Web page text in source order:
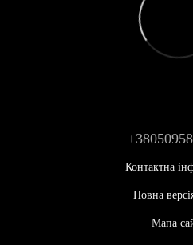
Контактна
Повна
Мапа